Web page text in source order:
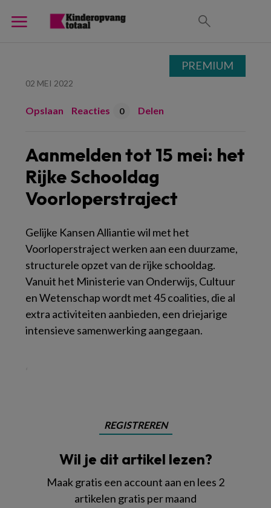
02 MEI 2022
Opslaan Reacties 0 Delen
Aanmelden tot 15 mei: het
Rijke Schooldag
Voorloperstraject
Gelijke Kansen Alliantie wil met het
Voorloperstraject werken aan een duurzame,
structurele opzet van de rijke schooldag.
Vanuit het Ministerie van Onderwijs, Cultuur
en Wetenschap wordt met 45 coalities, die al
extra activiteiten aanbieden, een driejarige
intensieve samenwerking aangegaan.
REGISTREREN
Wil je dit artikel lezen?
Maak gratis een account aan en lees 2
artikelen gratis per maand
PREMIUM